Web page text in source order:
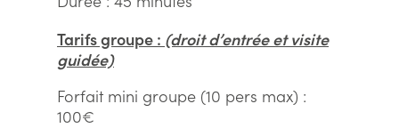
Tarifs groupe : (droit d’entrée et visite
guidée)
Forfait mini groupe (10 pers max) :
100€